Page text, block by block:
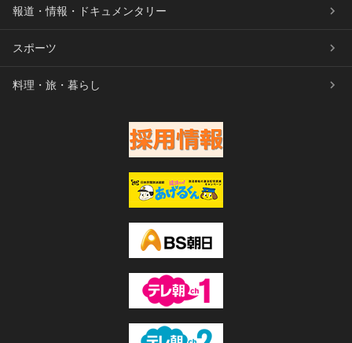
報道・情報・ドキュメンタリー
スポーツ
料理・旅・暮らし